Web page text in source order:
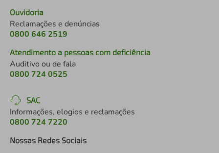
Ouvidoria
Reclamações e denúncias
0800 646 2519
Atendimento a pessoas com deficiência
Auditivo ou de fala
0800 724 0525
SAC
Informações, elogios e reclamações
0800 724 7220
Nossas Redes Sociais